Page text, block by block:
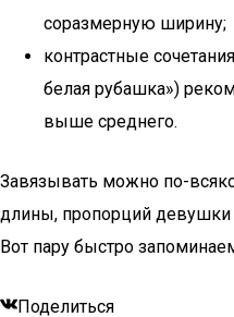
соразмерную ширину;
контрастные
белая рубашка»)
выше среднего.
Завязывать можно по-
длины, пропорций девушки
Вот пару быстро
Поделиться